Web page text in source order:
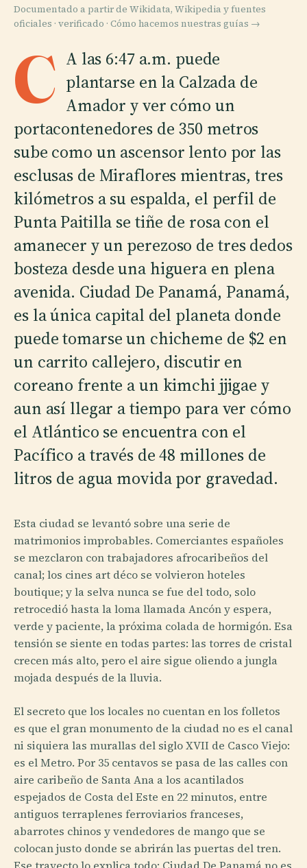
Documentado a partir de Wikidata, Wikipedia y fuentes
oficiales · verificado · Cómo hacemos nuestras guías →
C A las 6:47 a.m. puede
plantarse en la Calzada de
Amador y ver cómo un
portacontenedores de 350 metros
sube como un ascensor lento por las
esclusas de Miraflores mientras, tres
kilómetros a su espalda, el perfil de
Punta Paitilla se tiñe de rosa con el
amanecer y un perezoso de tres dedos
bosteza desde una higuera en plena
avenida. Ciudad De Panamá, Panamá,
es la única capital del planeta donde
puede tomarse un chicheme de $2 en
un carrito callejero, discutir en
coreano frente a un kimchi jjigae y
aun así llegar a tiempo para ver cómo
el Atlántico se encuentra con el
Pacífico a través de 48 millones de
litros de agua movida por gravedad.
Esta ciudad se levantó sobre una serie de
matrimonios improbables. Comerciantes españoles
se mezclaron con trabajadores afrocaribeños del
canal; los cines art déco se volvieron hoteles
boutique; y la selva nunca se fue del todo, solo
retrocedió hasta la loma llamada Ancón y espera,
verde y paciente, la próxima colada de hormigón. Esa
tensión se siente en todas partes: las torres de cristal
crecen más alto, pero el aire sigue oliendo a jungla
mojada después de la lluvia.
El secreto que los locales no cuentan en los folletos
es que el gran monumento de la ciudad no es el canal
ni siquiera las murallas del siglo XVII de Casco Viejo:
es el Metro. Por 35 centavos se pasa de las calles con
aire caribeño de Santa Ana a los acantilados
espejados de Costa del Este en 22 minutos, entre
antiguos terraplenes ferroviarios franceses,
abarrotes chinos y vendedores de mango que se
colocan justo donde se abrirán las puertas del tren.